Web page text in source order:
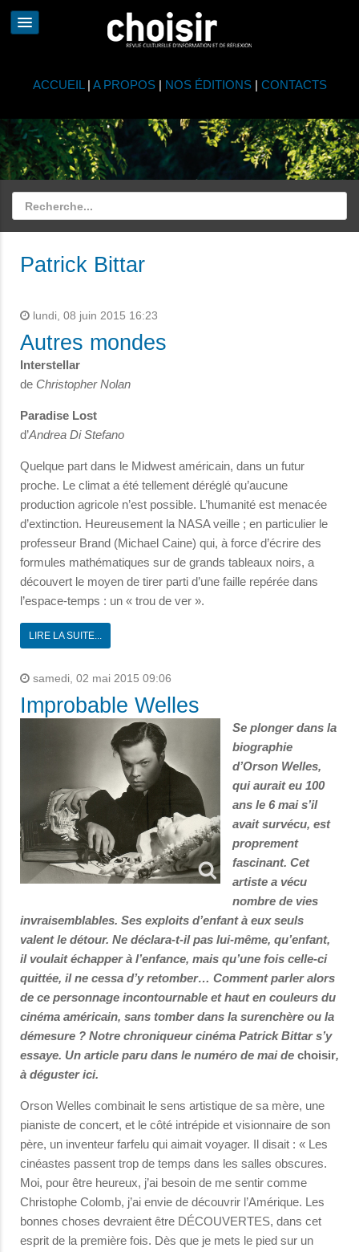
ACCUEIL | A PROPOS| NOS ÉDITIONS| CONTACTS
Patrick Bittar
lundi, 08 juin 2015 16:23
Autres mondes
Interstellar
de Christopher Nolan
Paradise Lost
d’Andrea Di Stefano
Quelque part dans le Midwest américain, dans un futur
proche. Le climat a été tellement déréglé qu’aucune
production agricole n’est possible. L’humanité est menacée
d’extinction. Heureusement la NASA veille ; en particulier le
professeur Brand (Michael Caine) qui, à force d’écrire des
formules mathématiques sur de grands tableaux noirs, a
découvert le moyen de tirer parti d’une faille repérée dans
l’espace-temps : un « trou de ver ».
LIRE LA SUITE...
samedi, 02 mai 2015 09:06
Improbable Welles
Se plonger dans la
biographie
d’Orson Welles,
qui aurait eu 100
ans le 6 mai s’il
avait survécu, est
proprement
fascinant. Cet
artiste a vécu
nombre de vies
invraisemblables. Ses exploits d’enfant à eux seuls
valent le détour. Ne déclara-t-il pas lui-même, qu’enfant,
il voulait échapper à l’enfance, mais qu’une fois celle-ci
quittée, il ne cessa d’y retomber… Comment parler alors
de ce personnage incontournable et haut en couleurs du
cinéma américain, sans tomber dans la surenchère ou la
démesure ? Notre chroniqueur cinéma Patrick Bittar s’y
essaye. Un article paru dans le numéro de mai de choisir,
à déguster ici.
Orson Welles combinait le sens artistique de sa mère, une
pianiste de concert, et le côté intrépide et visionnaire de son
père, un inventeur farfelu qui aimait voyager. Il disait : « Les
cinéastes passent trop de temps dans les salles obscures.
Moi, pour être heureux, j’ai besoin de me sentir comme
Christophe Colomb, j’ai envie de découvrir l’Amérique. Les
bonnes choses devraient être DÉCOUVERTES, dans cet
esprit de la première fois. Dès que je mets le pied sur un